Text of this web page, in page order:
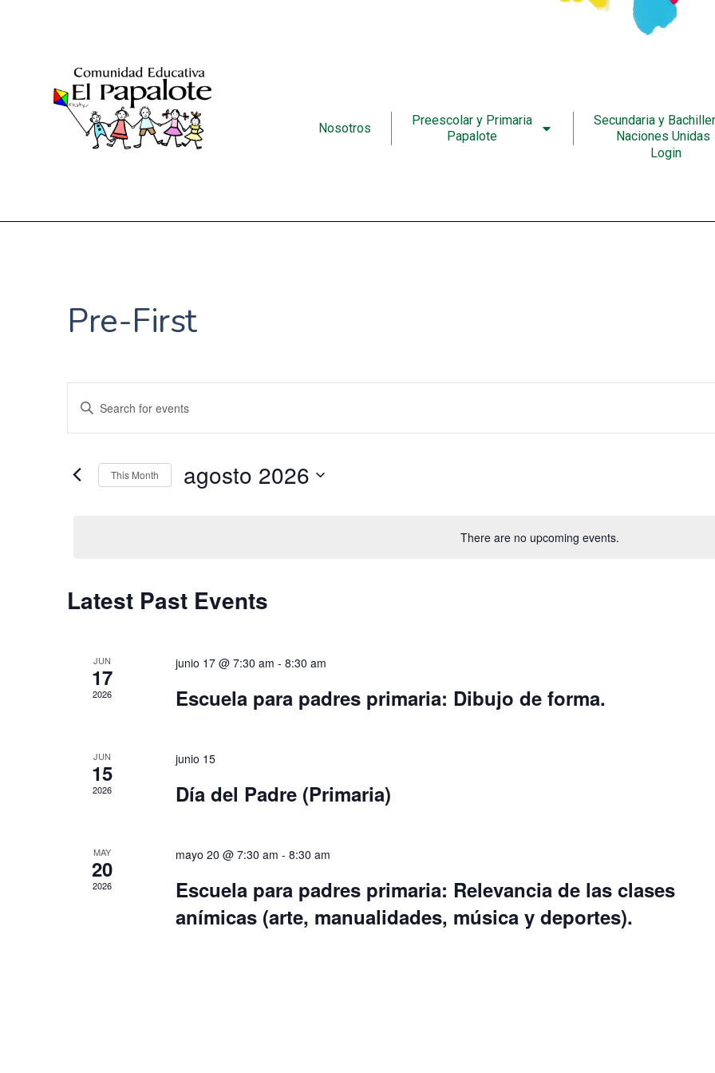
Nosotros
Preescolar y Primaria
Papalote
Secundaria y
Naciones Unidas
Login
Pre-First
There are no upcoming events.
Events
Search
and
Enter
Keyword.
Search
Events
This Month agosto 2026
Calendar
Events
Latest Past Events
JUN
17
2026
junio 17 @ 7:30 am - 8:30 am
Escuela para padres primaria: Dibujo de forma.
JUN
15
2026
junio 15
Día del Padre (Primaria)
MAY
20
2026
mayo 20 @ 7:30 am - 8:30 am
Escuela para padres primaria: Relevancia de las clases
anímicas (arte, manualidades, música y deportes).